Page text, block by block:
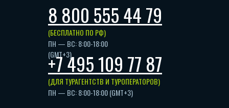
8 800 555 44 79
(БЕСПЛАТНО ПО РФ)
ПН — ВС: 8:00-18:00
(GMT+3)
+7 495 109 77 87
(ДЛЯ ТУРАГЕНТСТВ И ТУРОПЕРАТОРОВ)
ПН — ВС: 8:00-18:00 (GMT+3)